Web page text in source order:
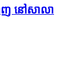
ាញ នៅសាលា